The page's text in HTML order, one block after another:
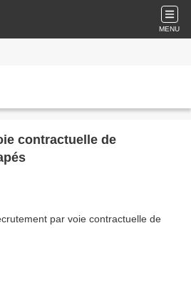
MENU
contractuelle de